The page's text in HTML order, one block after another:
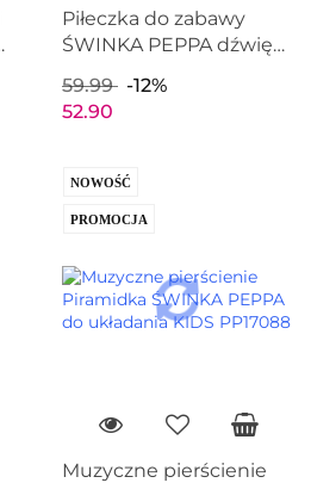
Piłeczka do zabawy
ŚWINKA PEPPA dźwięk
59.99
-12%
52.90
NOWOŚĆ
PROMOCJA
Muzyczne pierścienie